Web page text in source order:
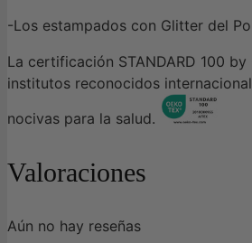
-Los estampados con Glitter del
La certificación STANDARD 100
institutos reconocidos
nocivas para la salud.
Valoraciones
Aún no hay reseñas